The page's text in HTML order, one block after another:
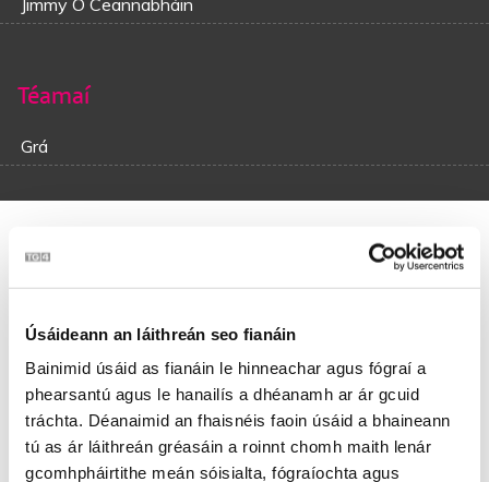
Úsáideann an láithreán seo fianáin
Bainimid úsáid as fianáin le hinneachar agus fógraí a
phearsantú agus le hanailís a dhéanamh ar ár gcuid
tráchta. Déanaimid an fhaisnéis faoin úsáid a bhaineann
tú as ár láithreán gréasáin a roinnt chomh maith lenár
gcomhpháirtithe meán sóisialta, fógraíochta agus
Jimmy Ó Ceannabháin
Téamaí
Grá
Casadh an tSúgáin-Corn Uí Riada
2015
Is thiar insan mbaile sea d’ól mise leo mo sháith,
Ar bhrí mo mhaide mura stopadh sibhse feasta amhlaidh
seal mar atá,
Go n-imreoidh mise cleas a bhainfeas siúl as na mná.